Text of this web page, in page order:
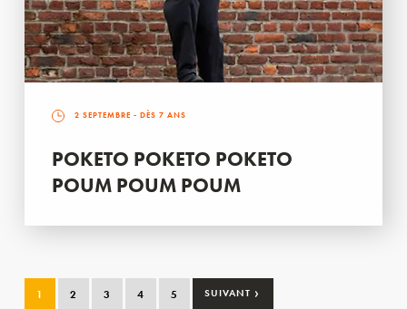
2 SEPTEMBRE - DÈS 7 ANS
POKETO POKETO POKETO
POUM POUM POUM
1 2 3 4 5 SUIVANT ›